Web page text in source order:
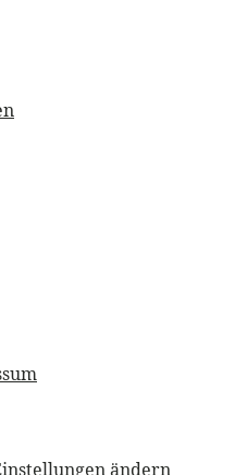
ändern